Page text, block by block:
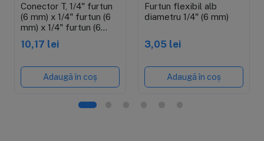
Conector T, 1/4" furtun
(6 mm) x 1/4" furtun (6
mm) x 1/4" furtun (6
mm), conectare cu mufa
rapida pentru furtun de
10,17 lei
Adaugă în coș
Furtun flexibil alb
diametru 1/4" (6 mm)
3,05 lei
Adaugă în coș